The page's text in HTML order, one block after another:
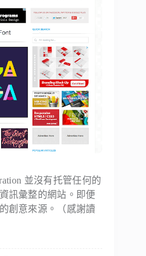
並沒有托管任何的
訊彙整的網站。即便
創意來源。（感謝讀